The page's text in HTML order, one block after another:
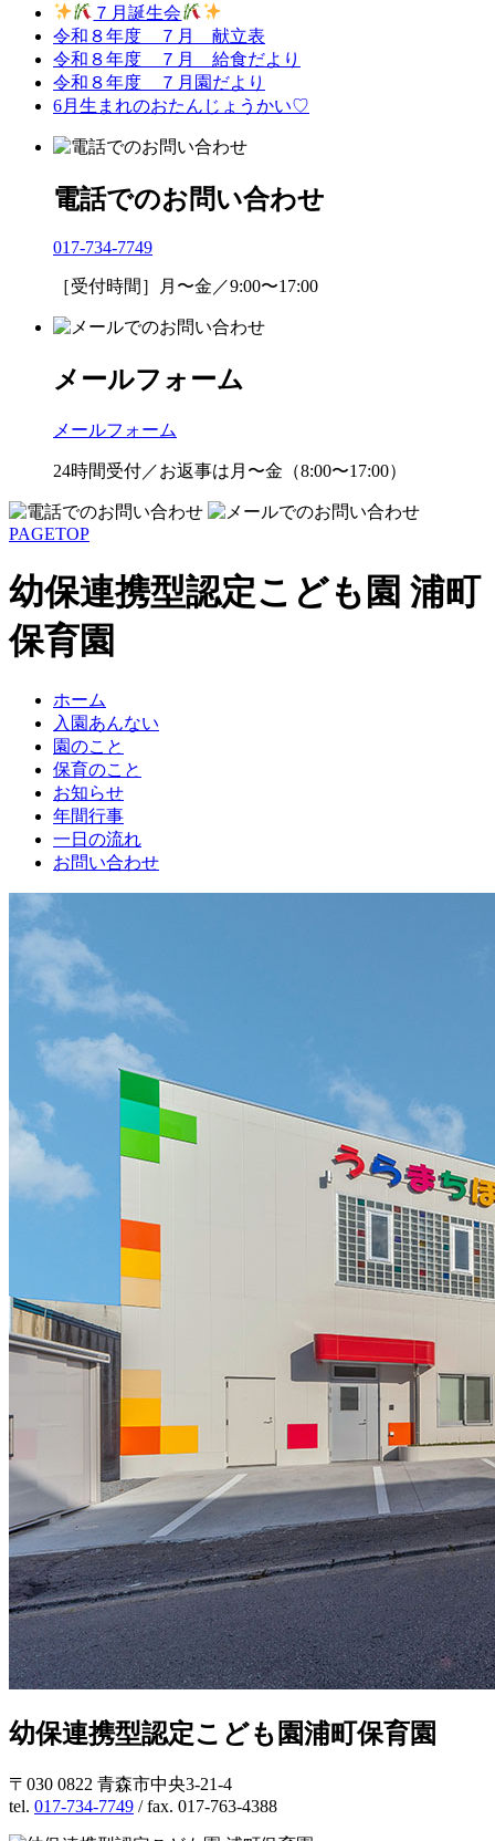
７月誕生会
令和８年度 ７月 献立表
令和８年度 ７月 給食だより
令和８年度 ７月園だより
6月生まれのおたんじょうかい♡
電話でのお問い合わせ
017-734-7749
［受付時間］月〜金／9:00〜17:00
メールフォーム
メールフォーム
24時間受付／お返事は月〜金（8:00〜17:00）
PAGETOP
幼保連携型認定こども園 浦町
保育園
ホーム
入園あんない
園のこと
保育のこと
お知らせ
年間行事
一日の流れ
お問い合わせ
幼保連携型認定こども園浦町保育園
〒030 0822 青森市中央3-21-4
tel. 017-734-7749 / fax. 017-763-4388